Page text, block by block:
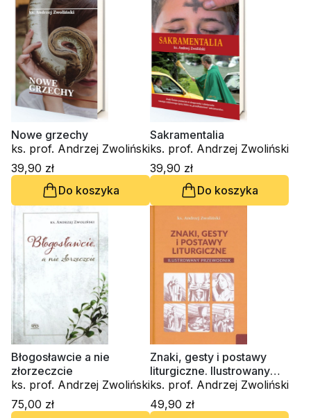
Nowe grzechy
ks. prof. Andrzej Zwoliński
39,90 zł
Do koszyka
Sakramentalia
ks. prof. Andrzej Zwoliński
39,90 zł
Do koszyka
Błogosławcie a nie
złorzeczcie
ks. prof. Andrzej Zwoliński
75,00 zł
Znaki, gesty i postawy
liturgiczne. Ilustrowany
przewodnik
ks. prof. Andrzej Zwoliński
49,90 zł